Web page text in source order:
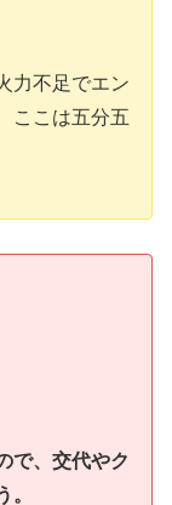
力不足でエン
ここは五分五
で、交代やク
。